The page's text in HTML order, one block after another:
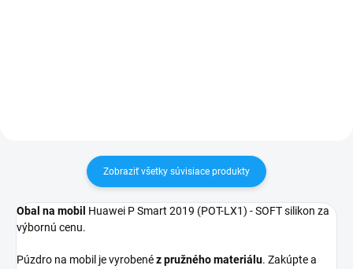
Zobraziť všetky súvisiace produkty
Obal na mobil Huawei P Smart 2019 (POT-LX1) - SOFT silikon za
výbornú cenu.
Púzdro na mobil je vyrobenéz pružného materiálu. Zakúpte a